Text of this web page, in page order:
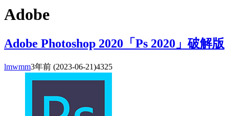
Adobe
Adobe Photoshop 2020「Ps 2020」破解版
lmwmm3年前 (2023-06-21)4325